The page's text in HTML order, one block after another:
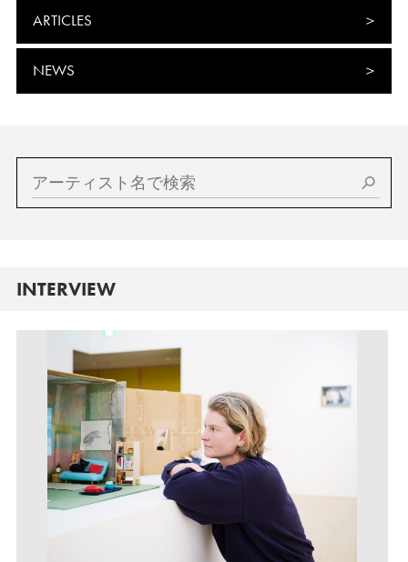
ARTICLES
NEWS
INTERVIEW